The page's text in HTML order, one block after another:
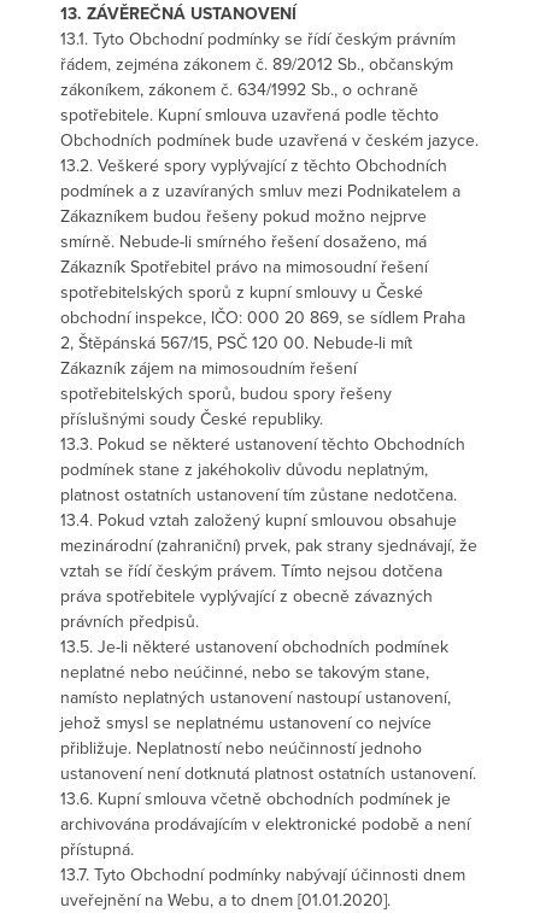
13. ZÁVĚREČNÁ USTANOVENÍ
13.1. Tyto Obchodní podmínky se řídí českým právním
řádem, zejména zákonem č. 89/2012 Sb., občanským
zákoníkem, zákonem č. 634/1992 Sb., o ochraně
spotřebitele. Kupní smlouva uzavřená podle těchto
Obchodních podmínek bude uzavřená v českém jazyce.
13.2. Veškeré spory vyplývající z těchto Obchodních
podmínek a z uzavíraných smluv mezi Podnikatelem a
Zákazníkem budou řešeny pokud možno nejprve
smírně. Nebude-li smírného řešení dosaženo, má
Zákazník Spotřebitel právo na mimosoudní řešení
spotřebitelských sporů z kupní smlouvy u České
obchodní inspekce, IČO: 000 20 869, se sídlem Praha
2, Štěpánská 567/15, PSČ 120 00. Nebude-li mít
Zákazník zájem na mimosoudním řešení
spotřebitelských sporů, budou spory řešeny
příslušnými soudy České republiky.
13.3. Pokud se některé ustanovení těchto Obchodních
podmínek stane z jakéhokoliv důvodu neplatným,
platnost ostatních ustanovení tím zůstane nedotčena.
13.4. Pokud vztah založený kupní smlouvou obsahuje
mezinárodní (zahraniční) prvek, pak strany sjednávají, že
vztah se řídí českým právem. Tímto nejsou dotčena
práva spotřebitele vyplývající z obecně závazných
právních předpisů.
13.5. Je-li některé ustanovení obchodních podmínek
neplatné nebo neúčinné, nebo se takovým stane,
namísto neplatných ustanovení nastoupí ustanovení,
jehož smysl se neplatnému ustanovení co nejvíce
přibližuje. Neplatností nebo neúčinností jednoho
ustanovení není dotknutá platnost ostatních ustanovení.
13.6. Kupní smlouva včetně obchodních podmínek je
archivována prodávajícím v elektronické podobě a není
přístupná.
13.7. Tyto Obchodní podmínky nabývají účinnosti dnem
uveřejnění na Webu, a to dnem [01.01.2020].